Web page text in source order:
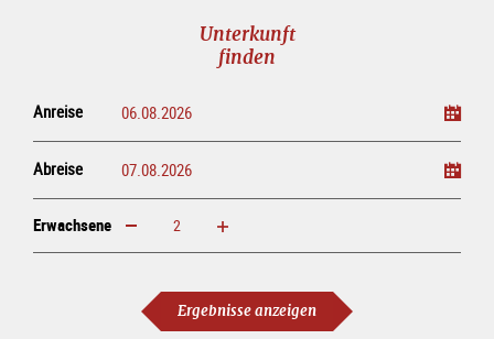
Unterkunft
finden
Anreise
Abreise
Erwachsene erhöhen verringern
Ergebnisse anzeigen